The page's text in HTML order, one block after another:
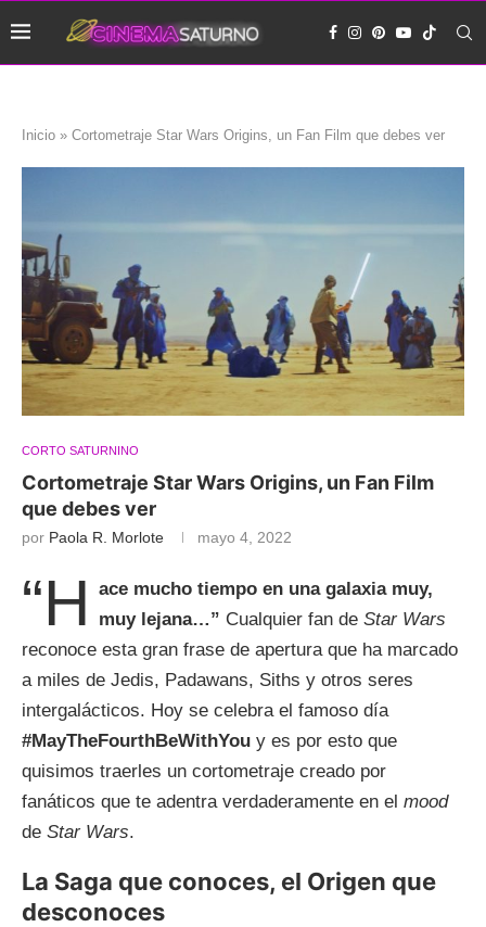
Inicio » Cortometraje Star Wars Origins, un Fan Film que debes ver
CORTO SATURNINO
Cortometraje Star Wars Origins, un Fan Film
que debes ver
por Paola R. Morlote mayo 4, 2022
“H
ace mucho tiempo en una galaxia muy,
muy lejana…” Cualquier fan de Star Wars
reconoce esta gran frase de apertura que ha marcado
a miles de Jedis, Padawans, Siths y otros seres
intergalácticos. Hoy se celebra el famoso día
#MayTheFourthBeWithYou y es por esto que
quisimos traerles un cortometraje creado por
fanáticos que te adentra verdaderamente en el mood
de Star Wars.
La Saga que conoces, el Origen que
desconoces